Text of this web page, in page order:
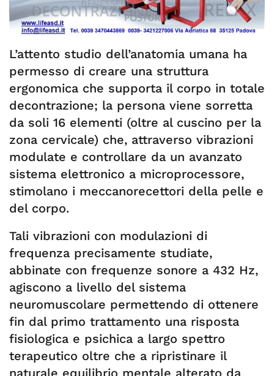
L’attento studio dell’anatomia umana ha
permesso di creare una struttura
ergonomica che supporta il corpo in totale
decontrazione; la persona viene sorretta
da soli 16 elementi (oltre al cuscino per la
zona cervicale) che, attraverso vibrazioni
modulate e controllare da un avanzato
sistema elettronico a microprocessore,
stimolano i meccanorecettori della pelle e
del corpo.
Tali vibrazioni con modulazioni di
frequenza precisamente studiate,
abbinate con frequenze sonore a 432 Hz,
agiscono a livello del sistema
neuromuscolare permettendo di ottenere
fin dal primo trattamento una risposta
fisiologica e psichica a largo spettro
terapeutico oltre che a ripristinare il
naturale equilibrio mentale alterato da